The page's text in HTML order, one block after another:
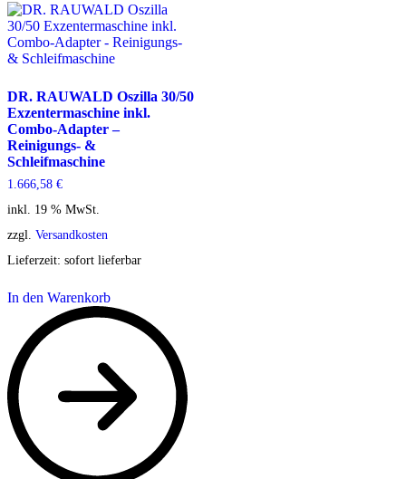
DR. RAUWALD Oszilla 30/50
Exzentermaschine inkl.
Combo-Adapter –
Reinigungs- &
Schleifmaschine
1.666,58 €
inkl. 19 % MwSt.
zzgl. Versandkosten
Lieferzeit: sofort lieferbar
In den Warenkorb